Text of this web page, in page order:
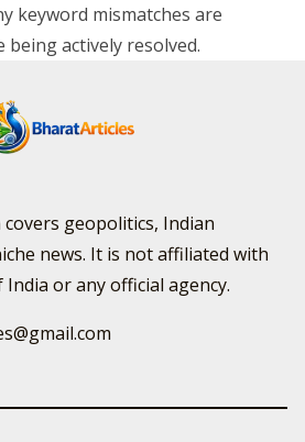
keyword mismatches are
actively resolved.
geopolitics, Indian
news. It is not affiliated with
or any official agency.